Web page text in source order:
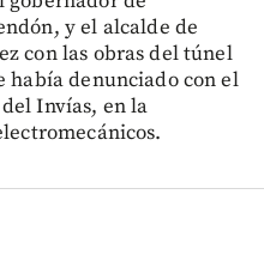
y el alcalde de
con las obras del túnel
había denunciado con el
Invías, en la